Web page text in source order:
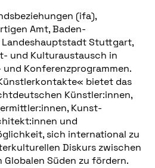
(ifa),
Amt, Baden-
Stuttgart,
und Kulturaustausch in
Konferenzprogrammen.
bietet das
Künstler:innen,
Kunst-
und
sich international zu
Diskurs zwischen
Süden zu fördern.